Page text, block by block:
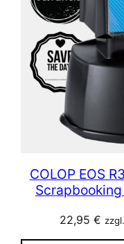
COLOP EOS
22,95 €